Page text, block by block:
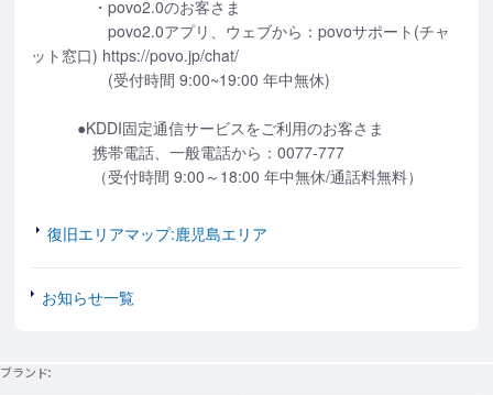
・povo2.0のお客さま
povo2.0アプリ、ウェブから：povoサポート(チャ
ット窓口) https://povo.jp/chat/
(受付時間 9:00~19:00 年中無休)
●KDDI固定通信サービスをご利用のお客さま
携帯電話、一般電話から：0077-777
（受付時間 9:00～18:00 年中無休/通話料無料）
復旧エリアマップ:鹿児島エリア
お知らせ一覧
ブランド